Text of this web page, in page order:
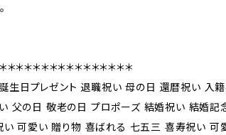
＊＊＊＊＊＊＊＊＊＊＊＊＊＊＊
生日プレゼント 退職祝い 母の日 還暦祝い 入
父の日 敬老の日 プロポーズ 結婚祝い 結婚記
い 可愛い 贈り物 喜ばれる 七五三 喜寿祝い 可